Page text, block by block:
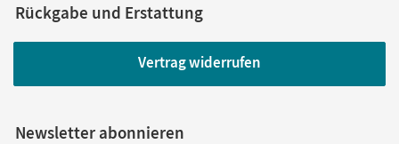
Rückgabe und Erstattung
Vertrag widerrufen
Newsletter abonnieren